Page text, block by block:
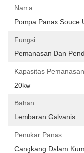
Nama:
Pompa Panas Souce
Fungsi:
Pemanasan Dan
Kapasitas
20kw
Bahan:
Lembaran Galvanis
Penukar Panas:
Cangkang Dalam